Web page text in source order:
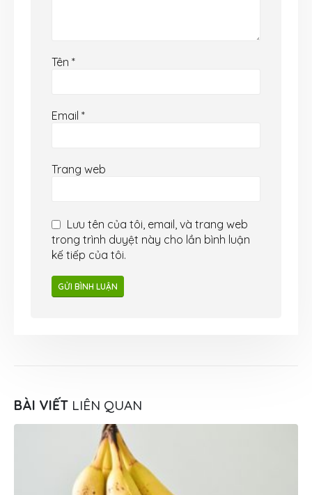
Tên *
Email *
Trang web
Lưu tên của tôi, email, và trang web
trong trình duyệt này cho lần bình luận
kế tiếp của tôi.
BÀI VIẾT LIÊN QUAN